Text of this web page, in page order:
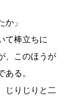
」
て棒立ちに
、このほうが
る。
じりじりと二